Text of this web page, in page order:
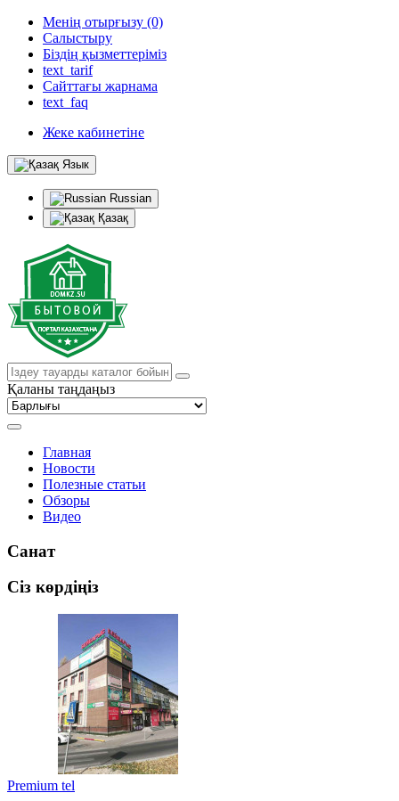
Менің отырғызу (0)
Салыстыру
Біздің қызметтеріміз
text_tarif
Сайттағы жарнама
text_faq
Жеке кабинетіне
Язык
Russian
Қазақ
Қаланы таңдаңыз
Главная
Новости
Полезные статьи
Обзоры
Видео
Санат
Сіз көрдіңіз
Premium tel